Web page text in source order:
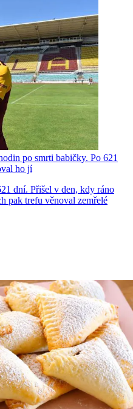
po smrti babičky. Po 621
ho jí
dní. Přišel v den, kdy ráno
pak trefu věnoval zemřelé